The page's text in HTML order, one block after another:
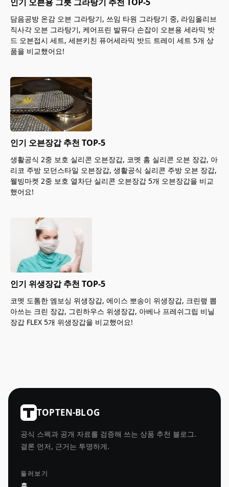
담음공방 온감 오븐 그라탕기, 쓰임 타원 그라탕기 중, 라임올리브
직사각 오븐 그라탕기, 케어프린 발뮤다 손잡이 오븐용 세라믹 밧
드 오븐접시 세트, 세븐키친 퓨어세라믹 밧드 트레이 세트 5개 상
품을 비교했어요!
인기 오븐장갑 추천 TOP-5
생활공식 2중 보호 실리콘 오븐장갑, 코멧 홈 실리콘 오븐 장갑, 아
리코 주방 모던스타일 오븐장갑, 생활공식 실리콘 주방 오븐 장갑,
웰빙마켓 2중 보호 열차단 실리콘 오븐장갑 5개 오븐장갑을 비교
했어요!
인기 위생장갑 추천 TOP-5
코멧 도톰한 엠보싱 위생장갑, 에이스 뽀송이 위생장갑, 크린랲 뽑
아쓰는 크린 장갑, 그린하우스 위생장갑, 아베나 프레쉬그립 비닐
장갑 FLEX 5개 위생장갑을 비교했어요!
TOPTEN-BLOG
공식 스펙과 공개 자료를 검증해 쓰는 상품 추천 블로그.
결론 먼저, 근거는 투명하게.
둘러보기